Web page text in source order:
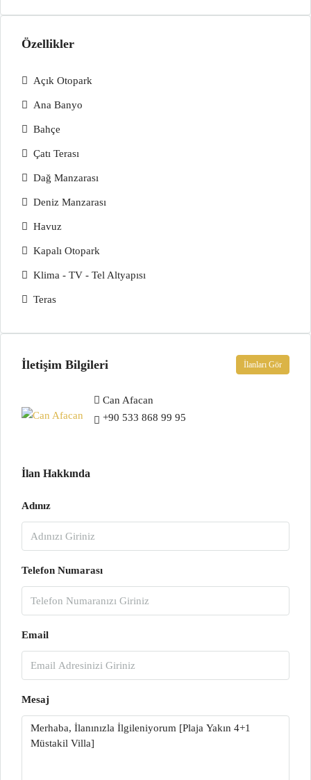
Özellikler
Açık Otopark
Ana Banyo
Bahçe
Çatı Terası
Dağ Manzarası
Deniz Manzarası
Havuz
Kapalı Otopark
Klima - TV - Tel Altyapısı
Teras
İletişim Bilgileri İlanları Gör
Can Afacan
+90 533 868 99 95
İlan Hakkında
Adınız
Telefon Numarası
Email
Mesaj